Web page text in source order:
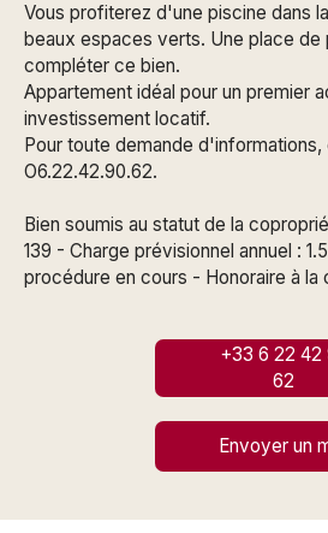
Vous profiterez d'une piscine dans
beaux espaces verts. Une place
compléter ce bien.
Appartement idéal pour un premier
investissement locatif.
Pour toute demande d'informations,
O6.22.42.90.62.
Bien soumis au statut de la
139 - Charge prévisionnel annuel :
procédure en cours - Honoraire à la
+33 6 22 42
62
Envoyer un